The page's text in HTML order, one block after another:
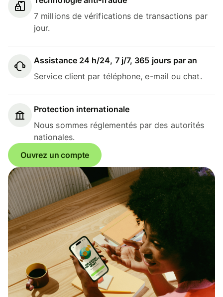
7 millions de vérifications de transactions par
jour.
Assistance 24 h/24, 7 j/7, 365 jours par an
Service client par téléphone, e-mail ou chat.
Protection internationale
Nous sommes réglementés par des autorités
nationales.
Ouvrez un compte